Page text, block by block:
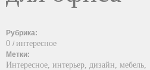
Рубрика:
0 / интересное
Метки:
Интересное, интерьер, дизайн, мебель,